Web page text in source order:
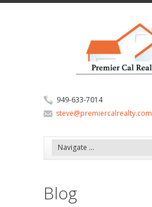
949-633-7014
steve@premiercalrealty.com
Blog